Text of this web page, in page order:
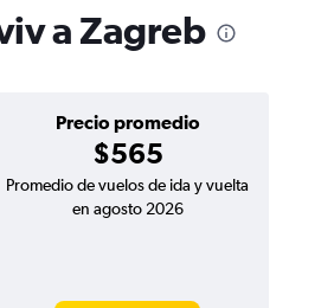
a Zagreb
Precio promedio
$565
Promedio de vuelos de ida y vuelta
en agosto 2026